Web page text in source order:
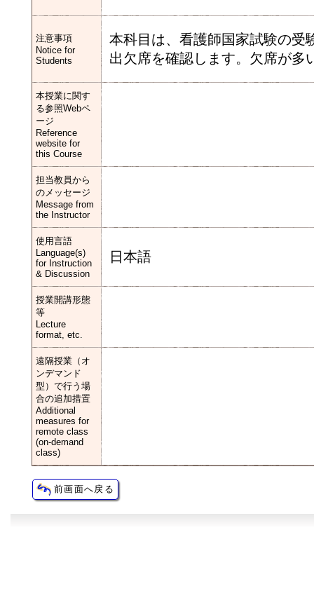
注意事項
Notice for
Students
本科目は、看護師国家試験の受
出欠席を確認します。欠席が多
本授業に関す
る参照Webペ
ージ
Reference
website for
this Course
担当教員から
のメッセージ
Message from
the Instructor
使用言語
Language(s)
for Instruction
& Discussion
日本語
授業開講形態
等
Lecture
format, etc.
遠隔授業（オ
ンデマンド
型）で行う場
合の追加措置
Additional
measures for
remote class
(on-demand
class)